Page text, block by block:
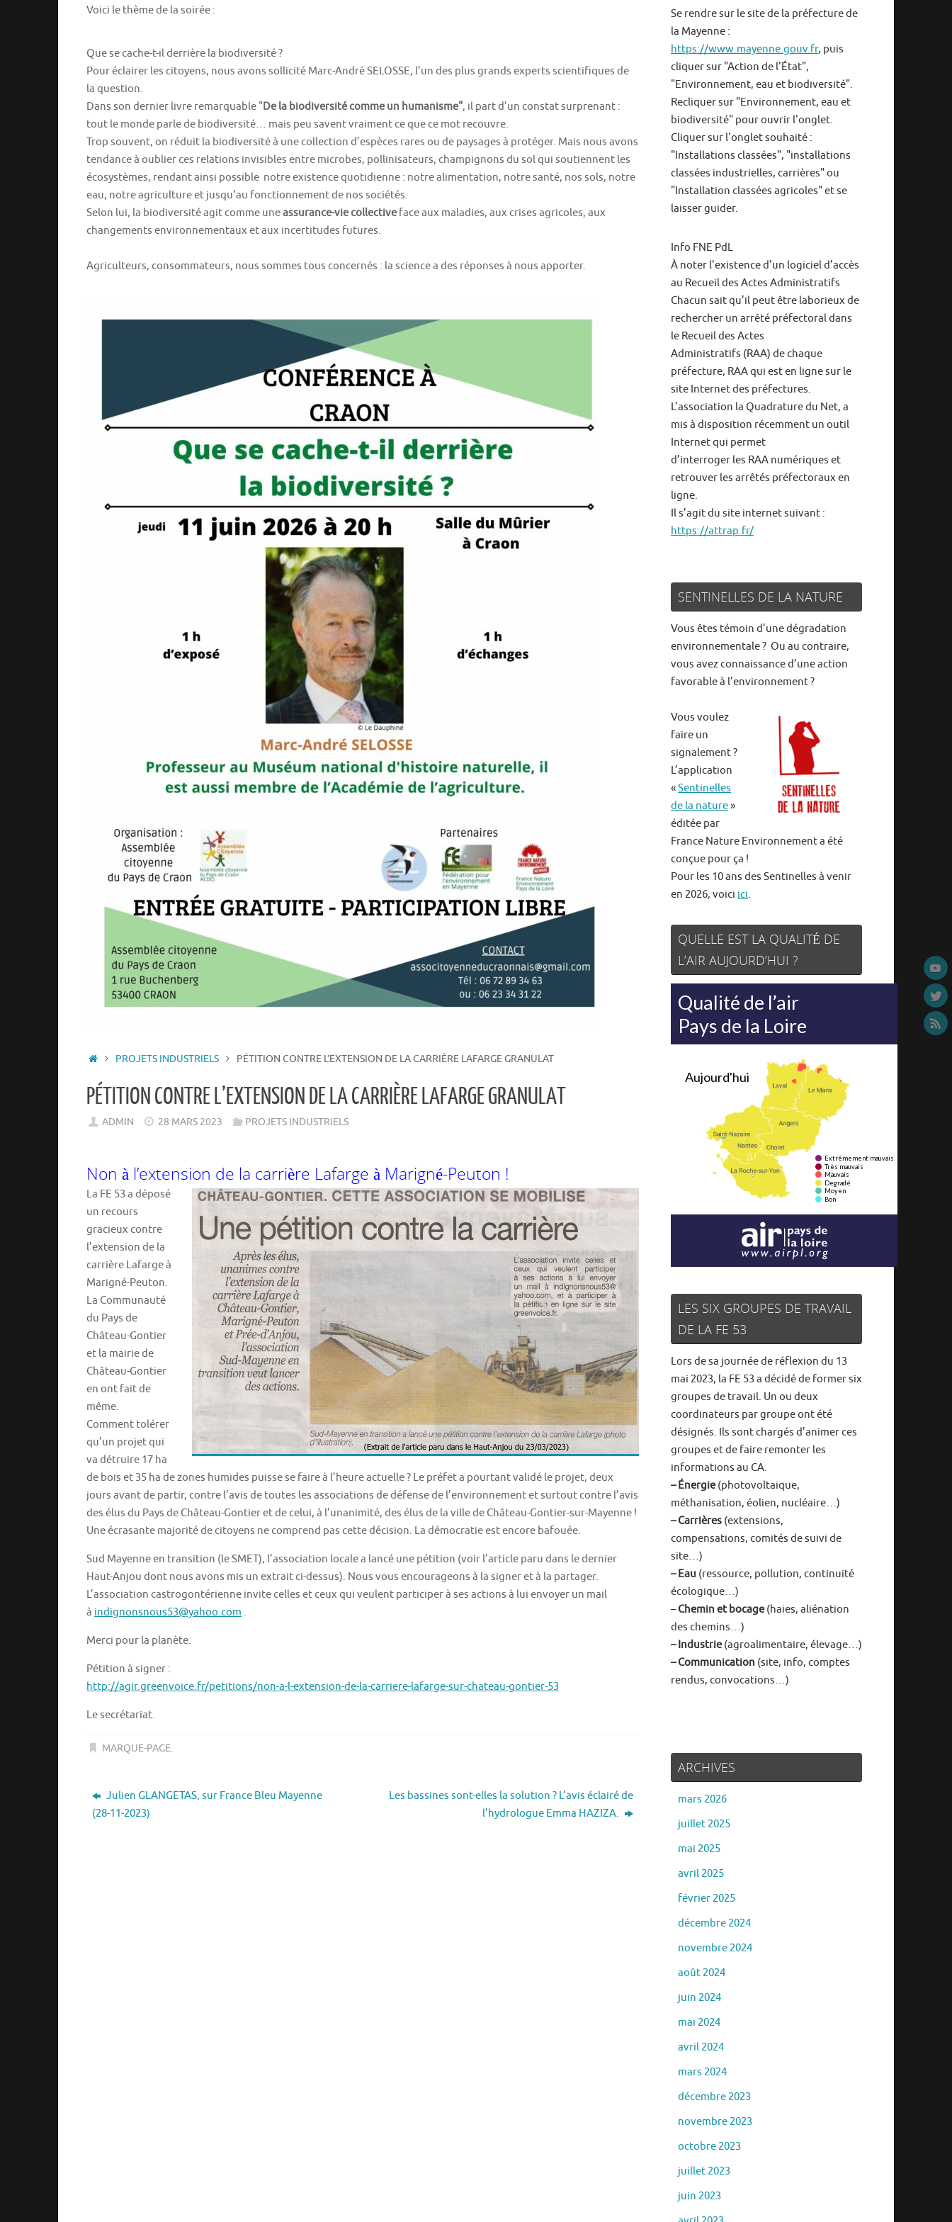
Voici le thème de la soirée :
Que se cache-t-il derrière la biodiversité ?
Pour éclairer les citoyens, nous avons sollicité Marc-André SELOSSE, l’un des plus grands experts scientifiques de
la question.
Dans son dernier livre remarquable "De la biodiversité comme un humanisme", il part d’un constat surprenant :
tout le monde parle de biodiversité… mais peu savent vraiment ce que ce mot recouvre.
Trop souvent, on réduit la biodiversité à une collection d’espèces rares ou de paysages à protéger. Mais nous avons
tendance à oublier ces relations invisibles entre microbes, pollinisateurs, champignons du sol qui soutiennent les
écosystèmes, rendant ainsi possible notre existence quotidienne : notre alimentation, notre santé, nos sols, notre
eau, notre agriculture et jusqu’au fonctionnement de nos sociétés.
Selon lui, la biodiversité agit comme uneassurance-vie collectiveface aux maladies, aux crises agricoles, aux
changements environnementaux et aux incertitudes futures.
Agriculteurs, consommateurs, nous sommes tous concernés : la science a des réponses à nous apporter.
ACCUEIL
PROJETS INDUSTRIELS PÉTITION CONTRE L’EXTENSION DE LA CARRIÈRE LAFARGE GRANULAT
PÉTITION CONTRE L’EXTENSION DE LA CARRIÈRE LAFARGE GRANULAT
ADMIN 28 MARS 2023 PROJETS INDUSTRIELS
Non à l’extension de la carrière Lafarge à Marigné-Peuton !
La FE 53 a déposé
un recours
gracieux contre
l’extension de la
carrière Lafarge à
Marigné-Peuton.
La Communauté
du Pays de
Château-Gontier
et la mairie de
Château-Gontier
en ont fait de
même.
Comment tolérer
qu’un projet qui
va détruire 17 ha
de bois et 35 ha de zones humides puisse se faire à l’heure actuelle ? Le préfet a pourtant validé le projet, deux
jours avant de partir, contre l’avis de toutes les associations de défense de l’environnement et surtout contre l’avis
des élus du Pays de Château-Gontier et de celui, à l’unanimité, des élus de la ville de Château-Gontier-sur-Mayenne !
Une écrasante majorité de citoyens ne comprend pas cette décision. La démocratie est encore bafouée.
Sud Mayenne en transition (le SMET), l’association locale a lancé une pétition (voir l’article paru dans le dernier
Haut-Anjou dont nous avons mis un extrait ci-dessus). Nous vous encourageons à la signer et à la partager.
L’association castrogontérienne invite celles et ceux qui veulent participer à ses actions à lui envoyer un mail
à indignonsnous53@yahoo.com .
Merci pour la planète.
Pétition à signer :
http://agir.greenvoice.fr/petitions/non-a-l-extension-de-la-carriere-lafarge-sur-chateau-gontier-53
Le secrétariat.
MARQUE-PAGE.
Julien GLANGETAS, sur France Bleu Mayenne
(28-11-2023)
Les bassines sont-elles la solution ? L’avis éclairé de
l’hydrologue Emma HAZIZA.
Se rendre sur le site de la préfecture de
la Mayenne :
https://www.mayenne.gouv.fr, puis
cliquer sur "Action de l'État",
"Environnement, eau et biodiversité".
Recliquer sur "Environnement, eau et
biodiversité" pour ouvrir l'onglet.
Cliquer sur l'onglet souhaité :
"Installations classées", "installations
classées industrielles, carrières" ou
"Installation classées agricoles" et se
laisser guider.
Info FNE PdL
À noter l'existence d'un logiciel d’accès
au Recueil des Actes Administratifs
Chacun sait qu’il peut être laborieux de
rechercher un arrêté préfectoral dans
le Recueil des Actes
Administratifs (RAA) de chaque
préfecture, RAA qui est en ligne sur le
site Internet des préfectures.
L’association la Quadrature du Net, a
mis à disposition récemment un outil
Internet qui permet
d’interroger les RAA numériques et
retrouver les arrêtés préfectoraux en
ligne.
Il s’agit du site internet suivant :
https://attrap.fr/
SENTINELLES DE LA NATURE
Vous êtes témoin d’une dégradation
environnementale ? Ou au contraire,
vous avez connaissance d’une action
favorable à l’environnement ?
Vous voulez
faire un
signalement ?
L’application
«Sentinelles
de la nature»
éditée par
France Nature Environnement a été
conçue pour ça !
Pour les 10 ans des Sentinelles à venir
en 2026, voici ici.
QUELLE EST LA QUALITÉ DE
L’AIR AUJOURD’HUI ?
LES SIX GROUPES DE TRAVAIL
DE LA FE 53
Lors de sa journée de réflexion du 13
mai 2023, la FE 53 a décidé de former six
groupes de travail. Un ou deux
coordinateurs par groupe ont été
désignés. Ils sont chargés d’animer ces
groupes et de faire remonter les
informations au CA.
– Énergie(photovoltaique,
méthanisation, éolien, nucléaire…)
– Carrières (extensions,
compensations, comités de suivi de
site…)
– Eau (ressource, pollution, continuité
écologique…)
–Chemin et bocage(haies, aliénation
des chemins…)
– Industrie(agroalimentaire, élevage…)
– Communication (site, info, comptes
rendus, convocations…)
ARCHIVES
mars 2026
juillet 2025
mai 2025
avril 2025
février 2025
décembre 2024
novembre 2024
août 2024
juin 2024
mai 2024
avril 2024
mars 2024
décembre 2023
novembre 2023
octobre 2023
juillet 2023
juin 2023